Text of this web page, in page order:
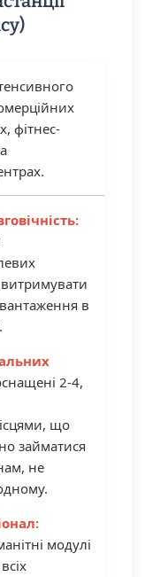
фітнес-
витримувати
в
2-4,
що
займатися
не
модулі